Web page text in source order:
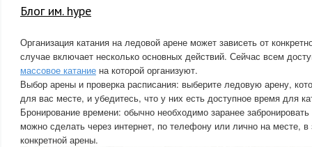
Блог им. hype
Организация катания на ледовой арене может зависеть от
случае включает несколько основных действий. Сейчас всем
массовое катание на которой организуют.
Выбор арены и проверка расписания: выберите ледовую арену,
для вас месте, и убедитесь, что у них есть доступное время для
Бронирование времени: обычно необходимо заранее
можно сделать через интернет, по телефону или лично на месте, в
конкретной арены.